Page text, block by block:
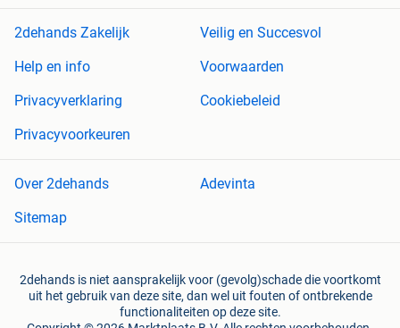
2dehands Zakelijk
Veilig en Succesvol
Help en info
Voorwaarden
Privacyverklaring
Cookiebeleid
Privacyvoorkeuren
Over 2dehands
Adevinta
Sitemap
2dehands is niet aansprakelijk voor (gevolg)schade die voortkomt
uit het gebruik van deze site, dan wel uit fouten of ontbrekende
functionaliteiten op deze site.